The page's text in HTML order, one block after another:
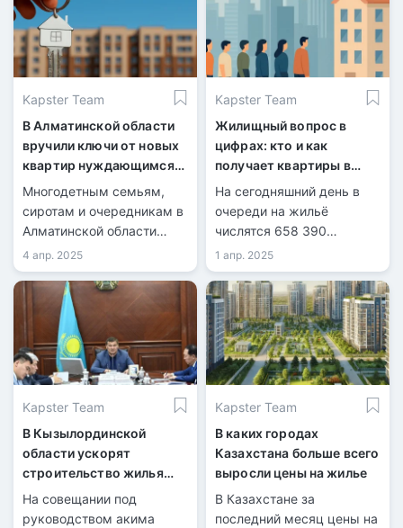
Kapster Team
В Алматинской области
вручили ключи от новых
квартир нуждающимся
семьям
Многодетным семьям,
сиротам и очередникам в
Алматинской области
вручили ключи от новых
квартир в рамках
госпрограмм.
4 апр. 2025
Kapster Team
Жилищный вопрос в
цифрах: кто и как
получает квартиры в
Казахстане
На сегодняшний день в
очереди на жильё
числятся 658 390
казахстанцев. В прошлом
году квартиры получили
примерно 60 тысяч
человек.
1 апр. 2025
Kapster Team
В Кызылординской
области ускорят
строительство жилья
для очередников
На совещании под
руководством акима
Kapster Team
В каких городах
Казахстана больше всего
выросли цены на жилье
В Казахстане за
последний месяц цены на